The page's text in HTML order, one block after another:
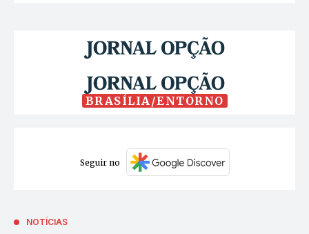
BRASÍLIA/ENTORNO
Seguir no
NOTÍCIAS